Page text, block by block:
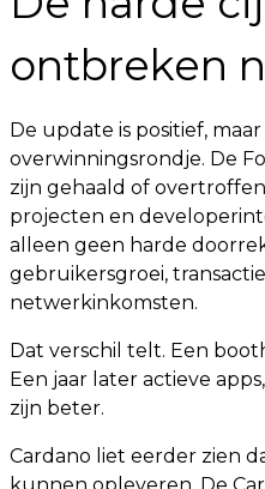
ontbreken
De update is positief,
overwinningsrondje. De
zijn gehaald of
projecten en
alleen geen harde
gebruikersgroei,
netwerkinkomsten.
Dat verschil telt. Een
Een jaar later actieve
zijn beter.
Cardano liet eerder zien